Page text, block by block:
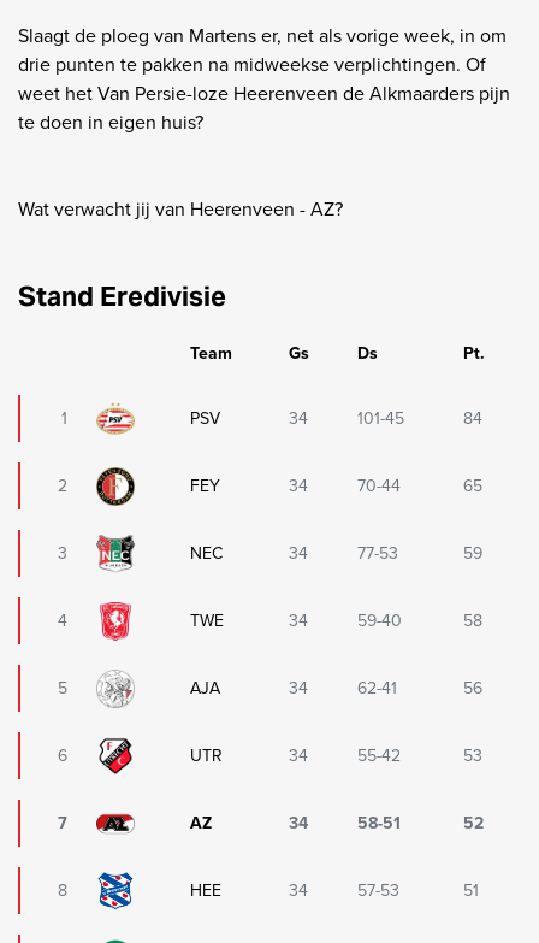
Slaagt de ploeg van Martens er, net als vorige week, in om
drie punten te pakken na midweekse verplichtingen. Of
weet het Van Persie-loze Heerenveen de Alkmaarders pijn
te doen in eigen huis?
Wat verwacht jij van Heerenveen - AZ?
Stand Eredivisie
Team Gs Ds Pt.
1 PSV 34 101-45 84
2 FEY 34 70-44 65
3 NEC 34 77-53 59
4 TWE 34 59-40 58
5 AJA 34 62-41 56
6 UTR 34 55-42 53
7 AZ 34 58-51 52
8 HEE 34 57-53 51